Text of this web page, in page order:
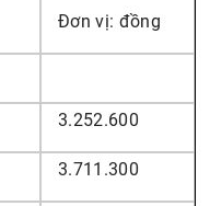
Đơn vị: đồng
3.252.600
3.711.300